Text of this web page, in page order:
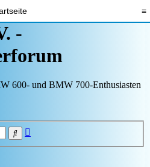
≡
-
600- und BMW 700-Enthusiasten
Suche